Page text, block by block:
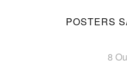
POSTERS
8